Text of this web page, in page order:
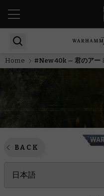
Home
BACK
日本語